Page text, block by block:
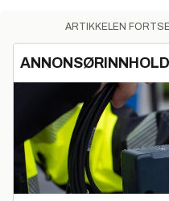
ARTIKKELEN
ANNONSØRINNHOLD